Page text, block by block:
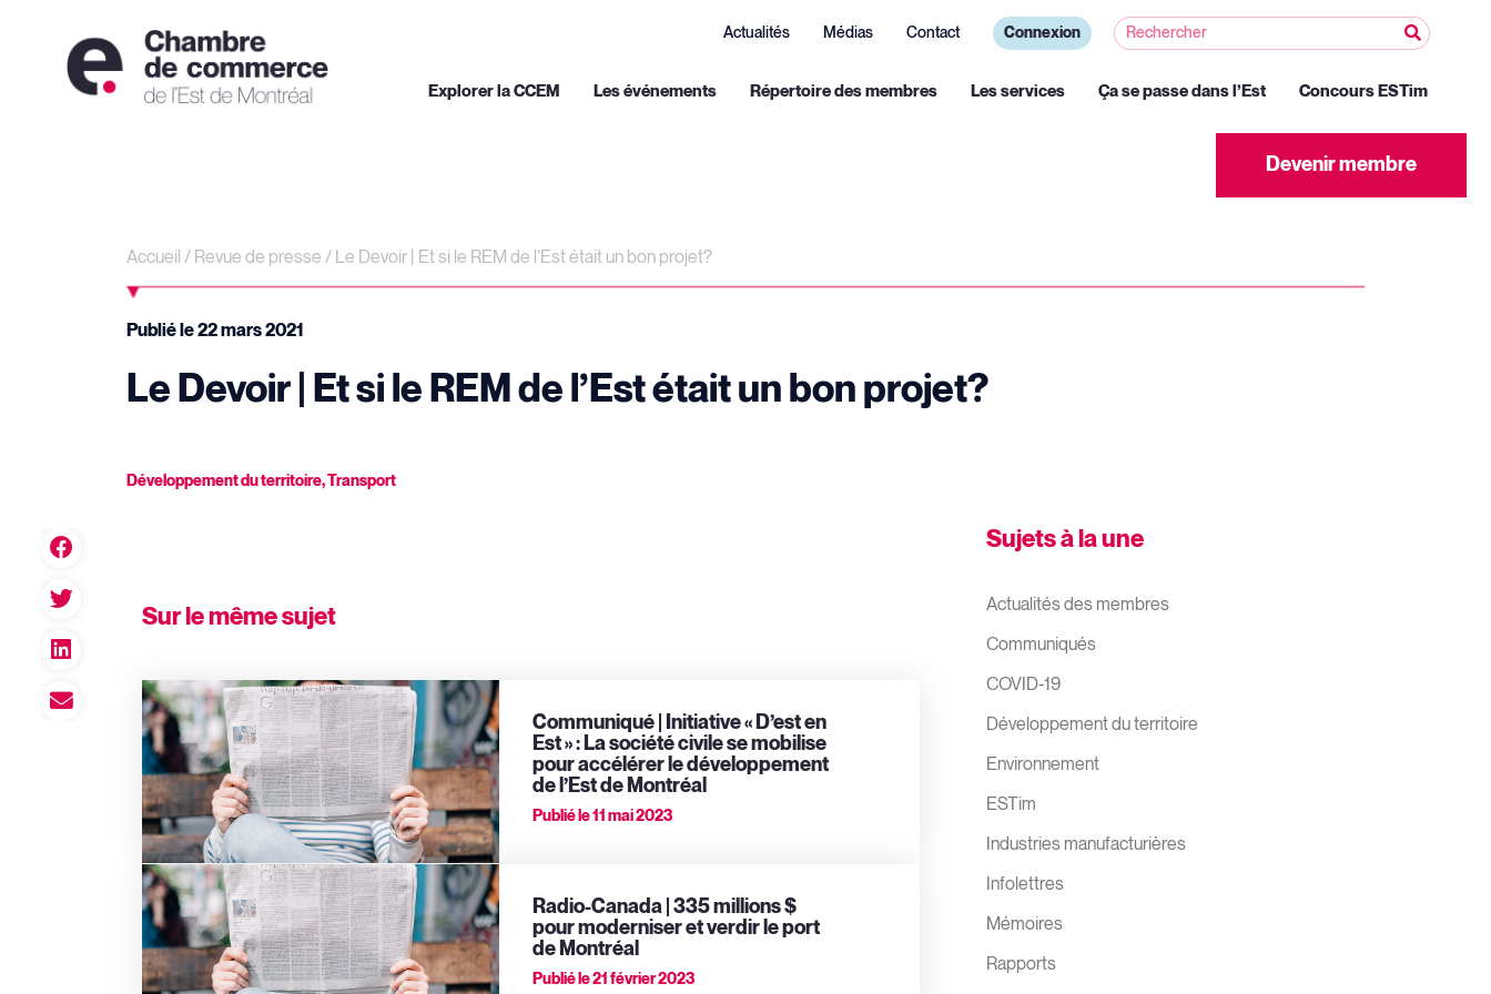
Actualités Médias Contact Connexion
Explorer la CCEM Les événements Répertoire des membres Les services Ça se passe dans l’Est Concours ESTim
Devenir membre
Accueil / Revue de presse / Le Devoir | Et si le REM de l’Est était un bon projet?
Publié le22 mars 2021
Le Devoir | Et si le REM de l’Est était un bon projet?
Développement du territoire,Transport
Sur le même sujet
Communiqué | Initiative « D’est en
Est » : La société civile se mobilise
pour accélérer le développement
de l’Est de Montréal
Publié le11 mai 2023
Radio-Canada | 335 millions $
pour moderniser et verdir le port
de Montréal
Publié le21 février 2023
Sujets à la une
Actualités des membres
Communiqués
COVID-19
Développement du territoire
Environnement
ESTim
Industries manufacturières
Infolettres
Mémoires
Rapports